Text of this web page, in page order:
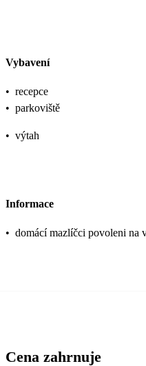
Vybavení
• recepce
• parkoviště
• výtah
Informace
• domácí mazlíčci povoleni na
Cena zahrnuje